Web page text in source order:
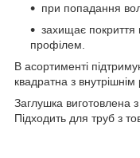
при попадання
захищає покриття
профілем.
В асортименті
квадратна з внутрішнім
Заглушка виготовлена з
Підходить для труб з